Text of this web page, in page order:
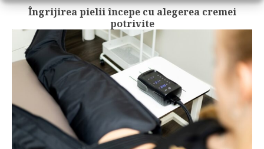
Îngrijirea pielii începe cu alegerea cremei
potrivite